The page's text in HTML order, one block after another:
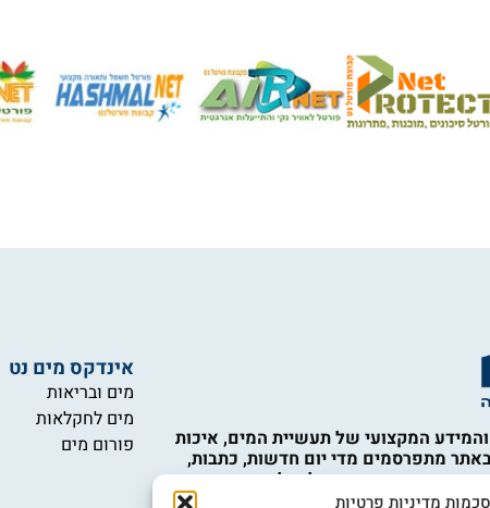
מדיניות פרטיות
המקצועי של תעשיית המים, איכות
מתפרסמים מדי יום חדשות, כתבות,
מהארץ ומהעולם, לצד סיקור תחומי
השבת קולחין, השקיה, איכות המים,
אינדקס מים נט
מים ובריאות
מים לחקלאות
פורום מים